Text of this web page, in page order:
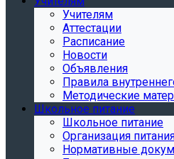
Учителям
Аттестации
Расписание
Новости
Объявления
Правила
Методические
Школьное питание
Школьное питание
Организация
Нормативные